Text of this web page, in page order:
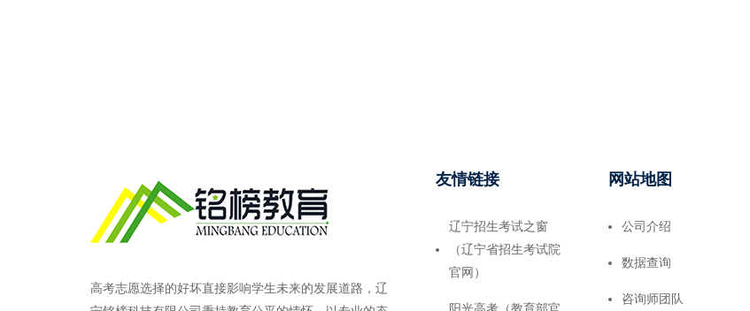
高考志愿选择的好坏直接影响学生未来的发展道路，辽
友情链接
辽宁招生考试之窗
（辽宁省招生考试院
官网）
网站地图
公司介绍
数据查询
咨询师团队